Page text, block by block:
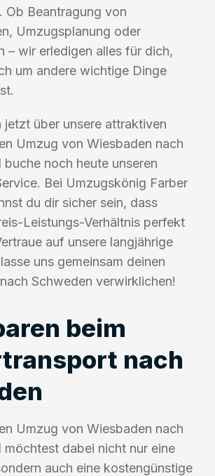
Ob Beantragung von
Umzugsplanung oder
– wir erledigen alles für dich,
um andere wichtige Dinge
jetzt über unsere attraktiven
Umzug von Wiesbaden nach
buche noch heute unseren
Bei Umzugskönig Farber
du dir sicher sein, dass
Leistungs-Verhältnis perfekt
auf unsere langjährige
uns gemeinsam deinen
Schweden verwirklichen!
beim
nach
Umzug von Wiesbaden nach
möchtest dabei nicht nur eine
auch eine kostengünstige